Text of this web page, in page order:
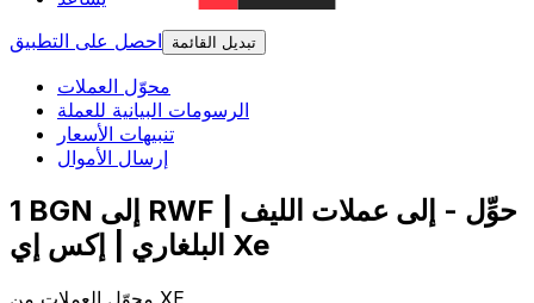
احصل على التطبيق
تبديل القائمة
محوّل العملات
الرسومات البيانية للعملة
تنبيهات الأسعار
إرسال الأموال
1 BGN إلى RWF | حوِّل - إلى عملات الليف
البلغاري | إكس إي Xe